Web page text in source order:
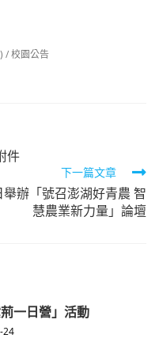
/校園公告
件
下一篇文章
辦「號召澎湖好青農 智
慧農業新力量」論壇
一日營」活動
24